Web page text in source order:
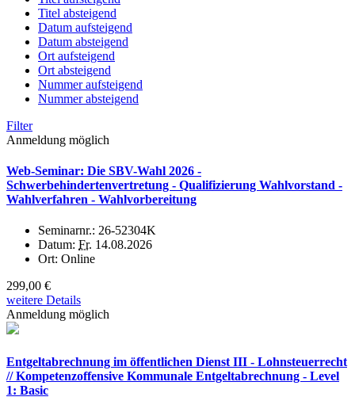
Titel absteigend
Datum aufsteigend
Datum absteigend
Ort aufsteigend
Ort absteigend
Nummer aufsteigend
Nummer absteigend
Filter
Anmeldung möglich
Web-Seminar: Die SBV-Wahl 2026 -
Schwerbehindertenvertretung - Qualifizierung Wahlvorstand -
Wahlverfahren - Wahlvorbereitung
Seminarnr.: 26-52304K
Datum: Fr. 14.08.2026
Ort: Online
299,00 €
weitere Details
Anmeldung möglich
Entgeltabrechnung im öffentlichen Dienst III - Lohnsteuerrecht
// Kompetenzoffensive Kommunale Entgeltabrechnung - Level
1: Basic